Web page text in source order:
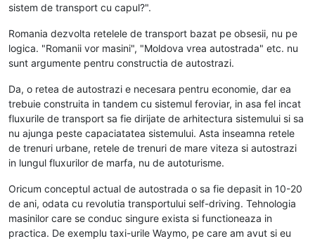
sistem de transport cu capul?".
Romania dezvolta retelele de transport bazat pe obsesii, nu pe
logica. "Romanii vor masini", "Moldova vrea autostrada" etc. nu
sunt argumente pentru constructia de autostrazi.
Da, o retea de autostrazi e necesara pentru economie, dar ea
trebuie construita in tandem cu sistemul feroviar, in asa fel incat
fluxurile de transport sa fie dirijate de arhitectura sistemului si sa
nu ajunga peste capaciatatea sistemului. Asta inseamna retele
de trenuri urbane, retele de trenuri de mare viteza si autostrazi
in lungul fluxurilor de marfa, nu de autoturisme.
Oricum conceptul actual de autostrada o sa fie depasit in 10-20
de ani, odata cu revolutia transportului self-driving. Tehnologia
masinilor care se conduc singure exista si functioneaza in
practica. De exemplu taxi-urile Waymo, pe care am avut si eu